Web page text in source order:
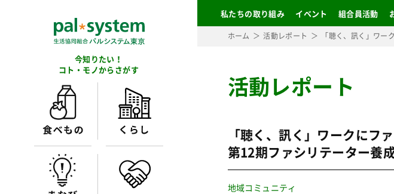
私たちの取り組み イベント 組合員活動
今知りたい！
コト・モノからさがす
ホーム 活動レポート 「聴く、訊く」ワ
活動レポート
「聴く、訊く」ワークにフ
第12期ファシリテーター
地域コミュニティ